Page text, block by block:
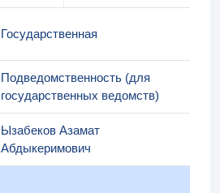
Государственная
Подведомственность (для
государственных ведомств)
Ызабеков Азамат
Абдыкеримович